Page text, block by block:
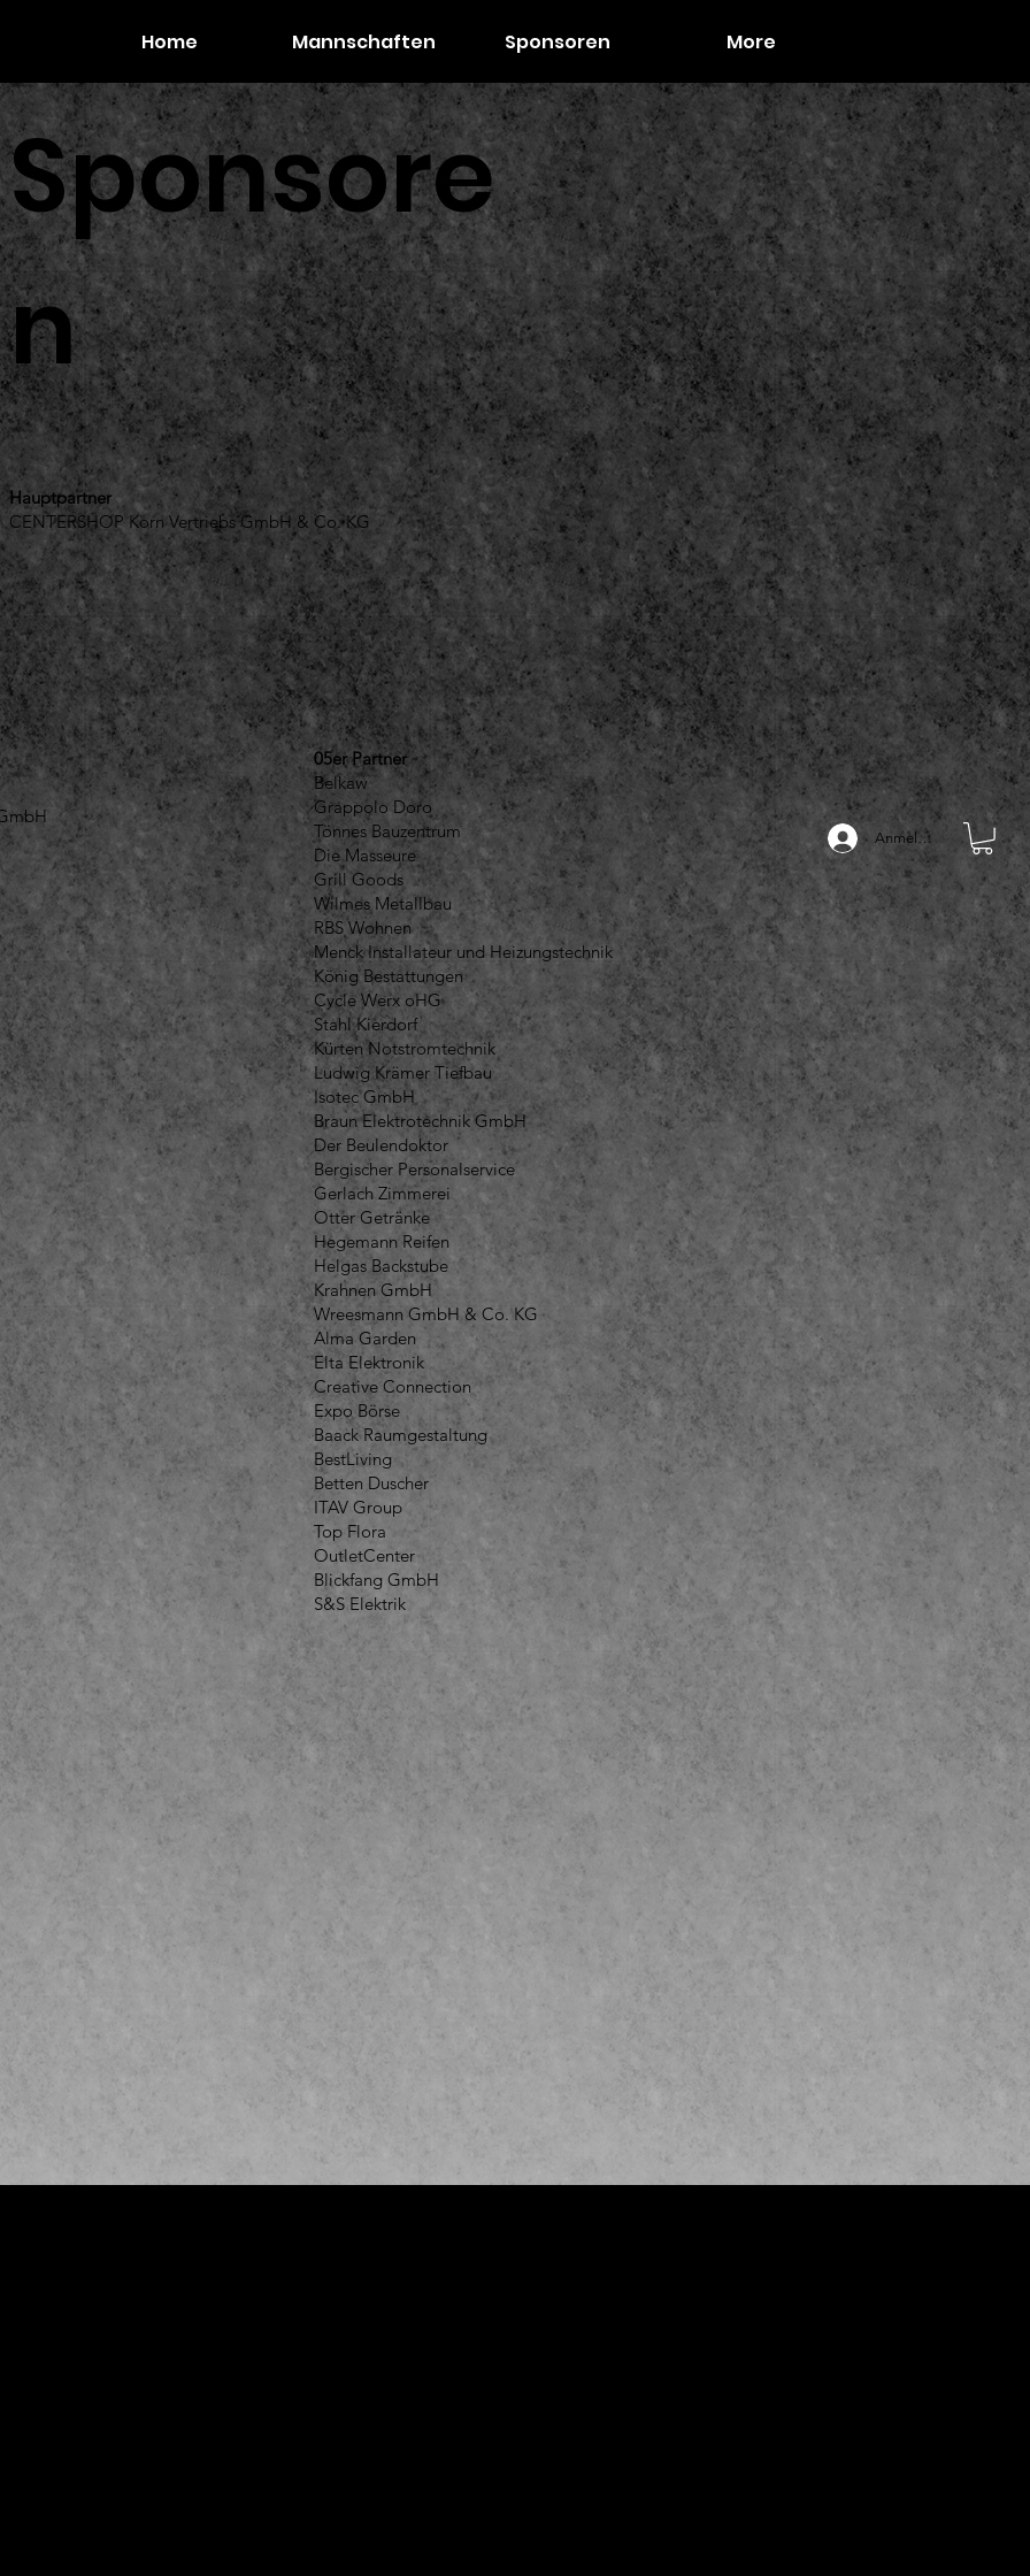
Home Mannschaften Sponsoren More
Anmelden
Sponsore
n
Hauptpartner
CENTERSHOP Korn Vertriebs GmbH & Co. KG
05er Partner
Belkaw
Grappolo Doro
Tönnes Bauzentrum
Die Masseure
Grill Goods
Wilmes Metallbau
RBS Wohnen
Menck Installateur und Heizungstechnik
König Bestattungen
Cycle Werx oHG
Stahl Kierdorf
Kürten Notstromtechnik
Ludwig Krämer Tiefbau
Isotec GmbH
Braun Elektrotechnik GmbH
Der Beulendoktor
Bergischer Personalservice
Gerlach Zimmerei
Otter Getränke
Hegemann Reifen
Helgas Backstube
Krahnen GmbH
Wreesmann GmbH & Co. KG
Alma Garden
Elta Elektronik
Creative Connection
Expo Börse
Baack Raumgestaltung
BestLiving
Betten Duscher
ITAV Group
Top Flora
OutletCenter
Blickfang GmbH
S&S Elektrik